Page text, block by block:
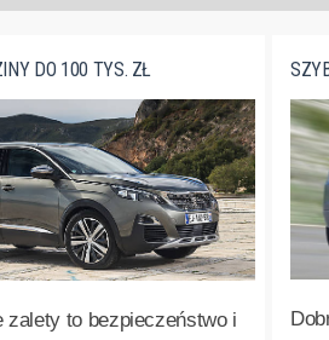
DO 100 TYS. ZŁ
zalety to bezpieczeństwo i